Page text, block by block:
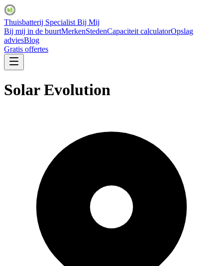
Thuisbatterij Specialist Bij Mij
Bij mij in de buurtMerkenStedenCapaciteit calculatorOpslag
adviesBlog
Gratis offertes
Solar Evolution